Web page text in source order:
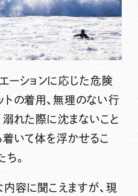
ーションに応じた危険
トの着用、無理のない行
溺れた際に沈まないこと
着いて体を浮かせるこ
。
容に聞こえますが、現